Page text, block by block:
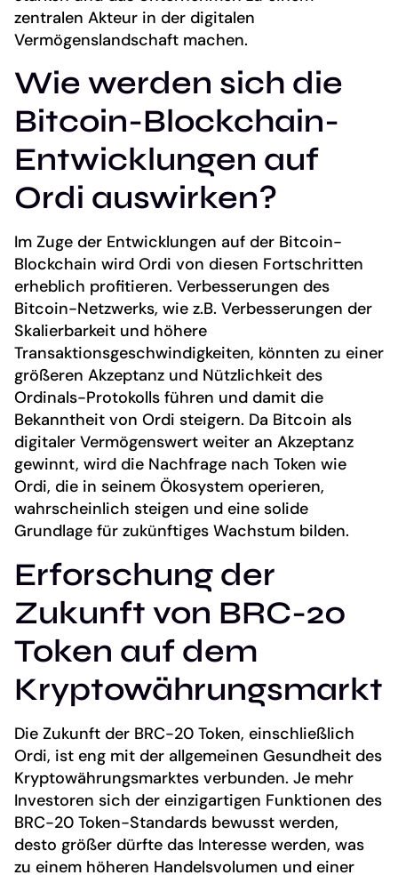
zentralen Akteur in der digitalen
Vermögenslandschaft machen.
Wie werden sich die
Bitcoin-Blockchain-
Entwicklungen auf
Ordi auswirken?
Im Zuge der Entwicklungen auf der Bitcoin-
Blockchain wird Ordi von diesen Fortschritten
erheblich profitieren. Verbesserungen des
Bitcoin-Netzwerks, wie z.B. Verbesserungen der
Skalierbarkeit und höhere
Transaktionsgeschwindigkeiten, könnten zu einer
größeren Akzeptanz und Nützlichkeit des
Ordinals-Protokolls führen und damit die
Bekanntheit von Ordi steigern. Da Bitcoin als
digitaler Vermögenswert weiter an Akzeptanz
gewinnt, wird die Nachfrage nach Token wie
Ordi, die in seinem Ökosystem operieren,
wahrscheinlich steigen und eine solide
Grundlage für zukünftiges Wachstum bilden.
Erforschung der
Zukunft von BRC-20
Token auf dem
Kryptowährungsmarkt
Die Zukunft der BRC-20 Token, einschließlich
Ordi, ist eng mit der allgemeinen Gesundheit des
Kryptowährungsmarktes verbunden. Je mehr
Investoren sich der einzigartigen Funktionen des
BRC-20 Token-Standards bewusst werden,
desto größer dürfte das Interesse werden, was
zu einem höheren Handelsvolumen und einer